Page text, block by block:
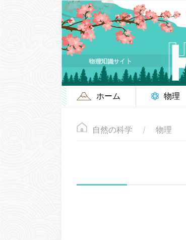
ホーム 物理
自然の科学 物理